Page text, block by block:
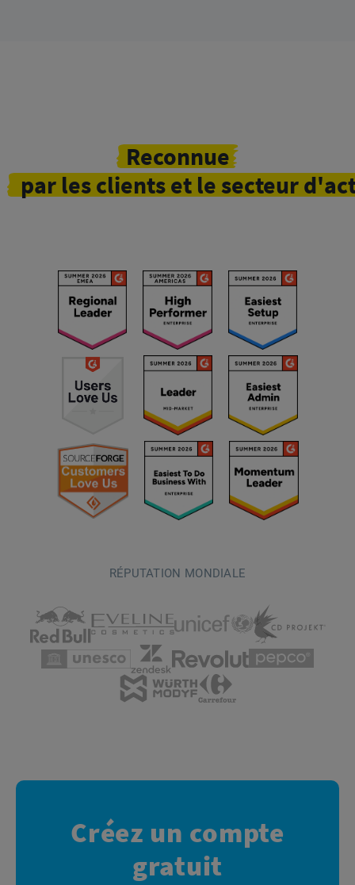
Reconnue
par les clients et le secteur
RÉPUTATION MONDIALE
Créez un compte
gratuit